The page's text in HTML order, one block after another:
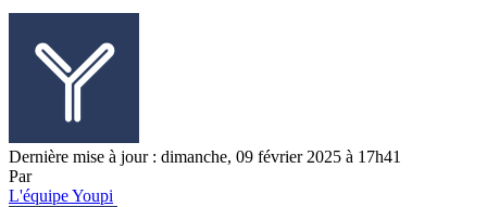
Dernière mise à jour : dimanche, 09 février 2025 à 17h41
Par
L'équipe Youpi